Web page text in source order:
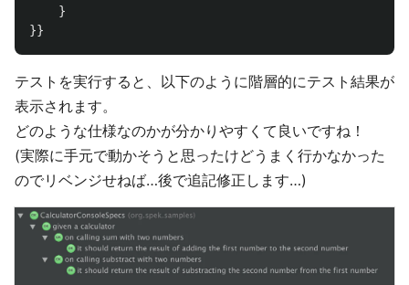
}
}}
テストを実行すると、以下のように階層的にテスト結果が
表示されます。
どのような仕様なのかが分かりやすくて良いですね！
(実際に手元で動かそうと思ったけどうまく行かなかった
のでリベンジせねば…後で追記修正します…)